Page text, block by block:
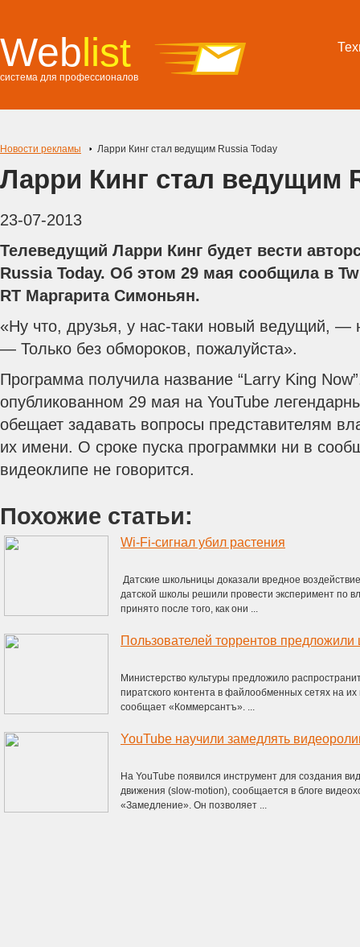
Weblist
система для профессионалов
Новости рекламы Ларри Кинг стал ведущим Russia Today
Ларри Кинг стал ведущим
23-07-2013
Телеведущий Ларри Кинг будет вести
Russia Today. Об этом 29 мая сообщила в
RT Маргарита Симоньян.
«Ну что, друзья, у нас-таки новый ведущий, —
— Только без обмороков, пожалуйста».
Программа получила название “Larry King
опубликованном 29 мая на YouTube
обещает задавать вопросы представителям
их имени. О сроке пуска программки ни в
видеоклипе не говорится.
Похожие статьи:
Wi-Fi-сигнал убил растения
Датские школьницы доказали вредное
датской школы решили провести эксперимент по
принято после того, как они ...
Пользователей торрентов
Министерство культуры предложило
пиратского контента в файлообменных сетях на
сообщает «Коммерсантъ». ...
YouTube научили замедлять
На YouTube появился инструмент для создания
движения (slow-motion), сообщается в блоге
«Замедление». Он позволяет ...